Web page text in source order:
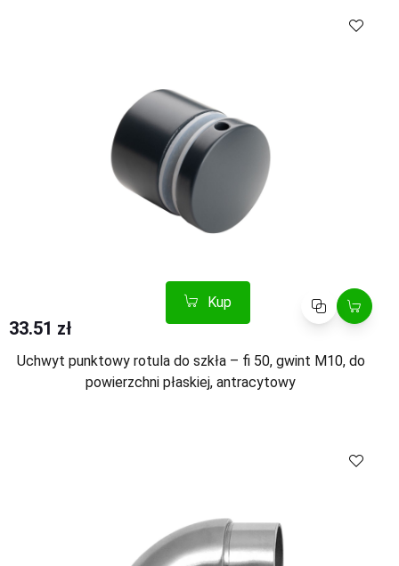
Kup Porównaj
33.51 zł
Uchwyt punktowy rotula do szkła – fi 50, gwint M10, do
powierzchni płaskiej, antracytowy